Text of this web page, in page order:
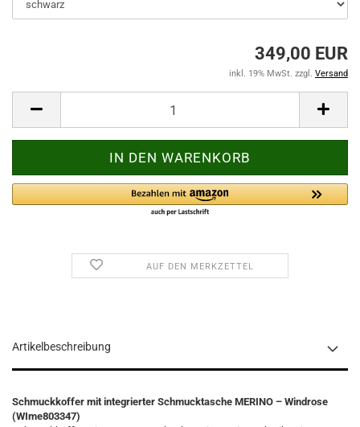
349,00 EUR
inkl. 19% MwSt. zzgl. Versand
AUF DEN MERKZETTEL
Artikelbeschreibung
Schmuckkoffer mit integrierter Schmucktasche MERINO – Windrose
(WIme803347)